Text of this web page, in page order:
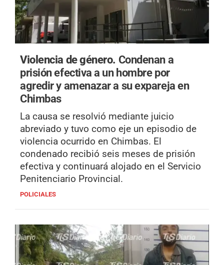
Violencia de género. Condenan a
prisión efectiva a un hombre por
agredir y amenazar a su expareja en
Chimbas
La causa se resolvió mediante juicio
abreviado y tuvo como eje un episodio de
violencia ocurrido en Chimbas. El
condenado recibió seis meses de prisión
efectiva y continuará alojado en el Servicio
Penitenciario Provincial.
POLICIALES